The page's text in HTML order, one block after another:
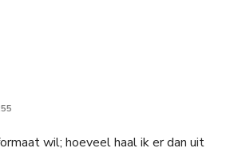
wil; hoeveel haal ik er dan uit